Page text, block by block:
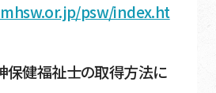
psw/index.ht
保健福祉士の取得方法に